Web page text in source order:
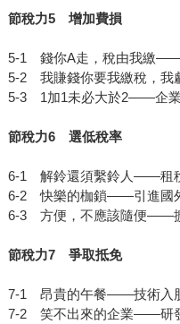
節稅力5 增加費損
5-1 錢你A走，稅由我繳——
5-2 我賺錢你要我繳稅，
5-3 1加1未必大於2——企業
節稅力6 選低稅率
6-1 解鈴還須繫鈴人——租
6-2 快樂的枷鎖——引進國
6-3 方便，不應該隨便——
節稅力7 爭取抵免
7-1 昂貴的午餐——技術入
7-2 笑不出來的企業——研